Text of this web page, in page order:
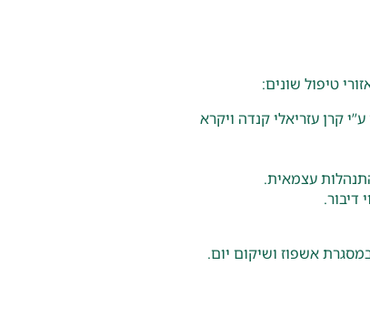
קרן עזריאלי קנדה ויקרא
עצמאית.
דיבור.